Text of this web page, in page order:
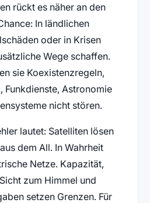
rückt es näher an den
In ländlichen
oder in Krisen
Wege schaffen.
sie Koexistenzregeln,
Funkdienste, Astronomie
nicht stören.
lautet: Satelliten lösen
dem All. In Wahrheit
Netze. Kapazität,
zum Himmel und
setzen Grenzen. Für